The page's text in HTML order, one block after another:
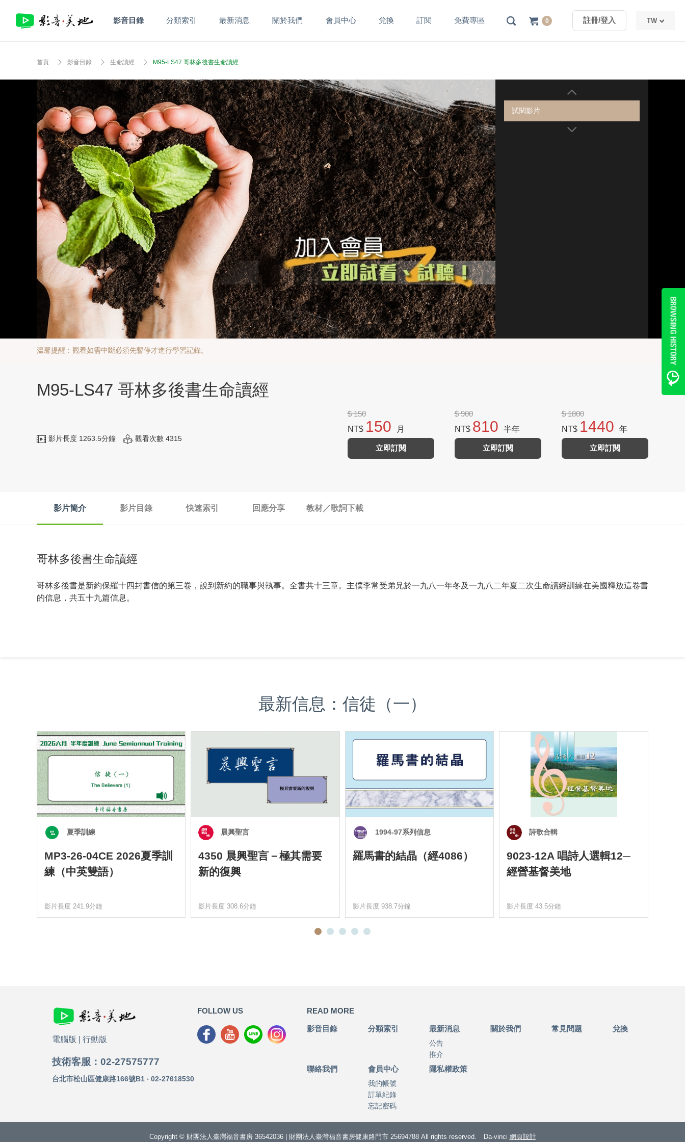
TW
TW
影音目錄 分類索引 最新消息 關於我們 會員中心 兌換 訂閱 免費專區 0 註冊/登入
首頁 影音目錄 生命讀經 M95-LS47 哥林多後書生命讀經
試閱影片
溫馨提醒：觀看如需中斷必須先暫停才進行學習記錄。
M95-LS47 哥林多後書生命讀經
影片長度 1263.5分鐘 觀看次數 4315
$ 150
NT$ 150 月
立即訂閱
$ 900
NT$ 810 半年
立即訂閱
$ 1800
NT$ 1440 年
立即訂閱
影片簡介 影片目錄 快速索引 回應分享 教材／歌詞下載
哥林多後書生命讀經
哥林多後書是新約保羅十四封書信的第三卷，說到新約的職事與執事。全書共十三章。主僕李常受弟兄於一九八一年冬及一九八二年夏二次生命讀經訓練在美國釋放這卷書
的信息，共五十九篇信息。
最新信息：信徒（一）
夏季訓練
MP3-26-04CE 2026夏季訓
練（中英雙語）
影片長度 241.9分鐘
晨興聖言
4350 晨興聖言－極其需要
新的復興
影片長度 308.6分鐘
1994-97系列信息
羅馬書的結晶（經4086）
影片長度 938.7分鐘
詩歌合輯
9023-12A 唱詩人選輯12─
經營基督美地
影片長度 43.5分鐘
FOLLOW US READ MORE
影音目錄 分類索引 最新消息
公告
推介
關於我們 常見問題 兌換
聯絡我們 會員中心
我的帳號
訂單紀錄
忘記密碼
隱私權政策
電腦版 行動版
技術客服：02-27575777
台北市松山區健康路166號B1 ‧ 02-27618530
Copyright © 財團法人臺灣福音書房 36542036 | 財團法人臺灣福音書房健康路門市 25694788 All rights reserved. Da-vinci 網頁設計